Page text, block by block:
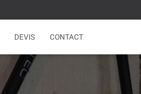
DEVIS CONTACT